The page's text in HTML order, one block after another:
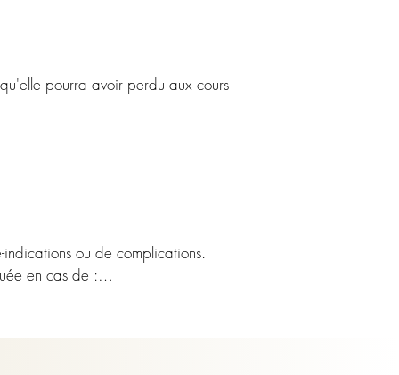
en complément et en soutien
le moral". L'acupuncture agit à
et émotionnel, l'acupuncture
souvent réduites au sevrage
pourra avoir perdu aux cours
ou de complications.
en cas de :